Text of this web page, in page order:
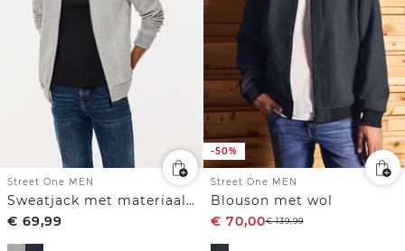
Street One MEN
Sweatjack met materiaalmix
€ 69,99
-50%
Street One MEN
Blouson met wol
€ 70,00€139,99